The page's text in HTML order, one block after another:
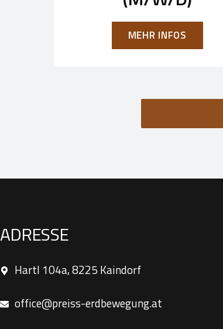
MEHR INFOS
ADRESSE
Hartl 104a, 8225 Kaindorf
office@preiss-erdbewegung.at